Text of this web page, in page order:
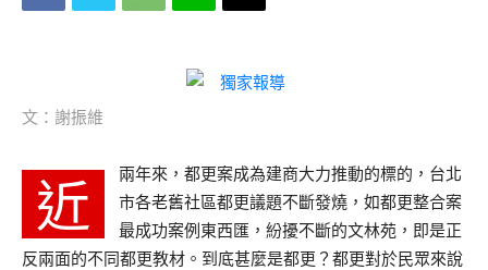
文：謝振維
近
兩年來，都更案成為建商大力推動的標的，台北
市各老舊社區都更議題不斷發燒，如都更整合案
最成功案例東西匯，紛擾不斷的文林苑，即是正
反兩面的不同都更教材。到底甚麼是都更？都更對於民眾來說